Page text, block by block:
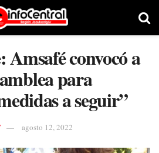
Amsafé convocó a
para
a seguir”
agosto 12, 2022